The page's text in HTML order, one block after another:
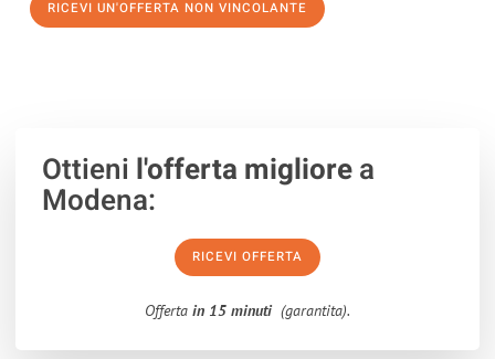
RICEVI UN'OFFERTA NON VINCOLANTE
Ottieni l'offerta migliorea
Modena:
RICEVI OFFERTA
Offerta in 15 minuti (garantita).